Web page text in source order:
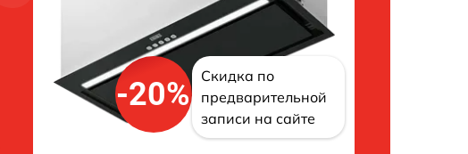
-20%
Скидка по
предварительной
записи на сайте